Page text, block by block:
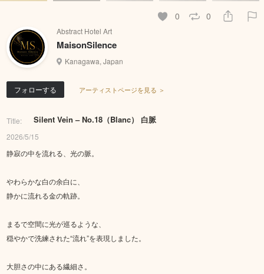
0 0
Abstract Hotel Art
MaisonSilence
Kanagawa, Japan
フォローする アーティストページを見る ＞
Title: Silent Vein – No.18（Blanc） 白脈
2026/5/15
静寂の中を流れる、光の脈。
やわらかな白の余白に、
静かに流れる金の軌跡。
まるで空間に光が巡るような、
穏やかで洗練された“流れ”を表現しました。
大胆さの中にある繊細さ。